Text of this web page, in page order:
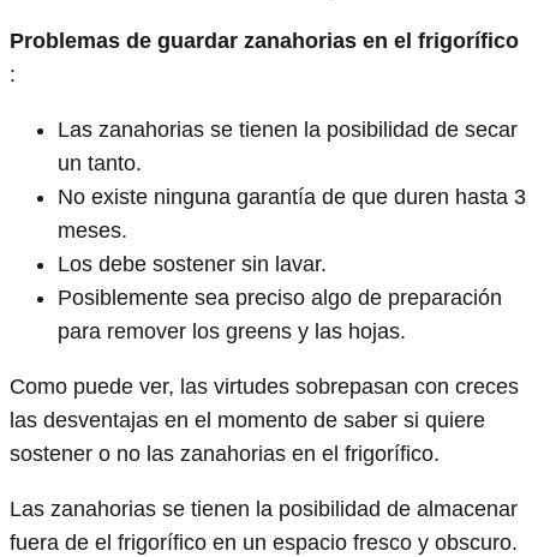
Problemas de guardar zanahorias en el frigorífico
:
Las zanahorias se tienen la posibilidad de secar
un tanto.
No existe ninguna garantía de que duren hasta 3
meses.
Los debe sostener sin lavar.
Posiblemente sea preciso algo de preparación
para remover los greens y las hojas.
Como puede ver, las virtudes sobrepasan con creces
las desventajas en el momento de saber si quiere
sostener o no las zanahorias en el frigorífico.
Las zanahorias se tienen la posibilidad de almacenar
fuera de el frigorífico en un espacio fresco y obscuro.